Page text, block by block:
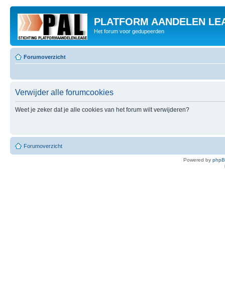
PLATFORM AANDELEN
Het forum voor gedupeerden
Forumoverzicht
Verwijder alle forumcookies
Weet je zeker dat je alle cookies van het forum wilt verwijderen?
Forumoverzicht
Powered by